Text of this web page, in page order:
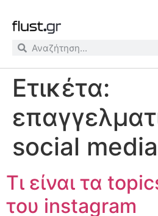
Ετικέτα:
social media
Τι είναι τα
του instagram